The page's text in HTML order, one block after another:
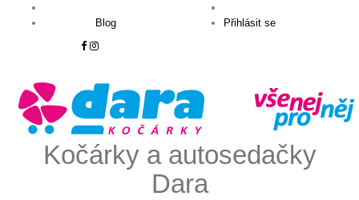
Blog Přihlásit se
Kočárky a autosedačky
Dara